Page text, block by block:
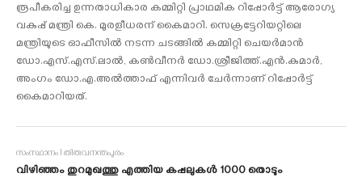
രൂപീകരിച്ച ഉന്നതാധികാര കമ്മിറ്റി പ്രാഥമിക റിപ്പോര്‍ട്ട് ആരോഗ്യ
വകുപ്പ് മന്ത്രി കെ. മുരളീധരന് കൈമാറി. സെക്രട്ടേറിയറ്റിലെ
മന്ത്രിയുടെ ഓഫീസില്‍ നടന്ന ചടങ്ങില്‍ കമ്മിറ്റി ചെയര്‍മാന്‍
ഡോ.എസ്.എസ്.ലാല്‍, കണ്‍വീനര്‍ ഡോ.ശ്രീജിത്ത്.എന്‍.കുമാര്‍,
അംഗം ഡോ.എ.അല്‍ത്താഫ് എന്നിവര്‍ ചേര്‍ന്നാണ് റിപ്പോര്‍ട്ട്
കൈമാറിയത്.
സംസ്ഥാനം I തിരുവനന്തപുരം
വിഴിഞ്ഞം തുറമുഖത്തു എത്തിയ കപ്പലുകൾ 1000 തൊടും